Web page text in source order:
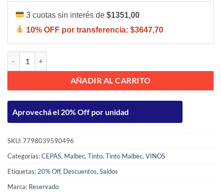
3 cuotas sin interés de$1351,00
10% OFF por transferencia:$3647,70
AÑADIR AL CARRITO
Aprovechá el 20% Off por unidad
SKU:7798039590496
Categorías:CEPAS, Malbec, Tinto, Tinto Malbec, VINOS
Etiquetas: 20% Off, Descuentos, Saldos
Marca: Reservado